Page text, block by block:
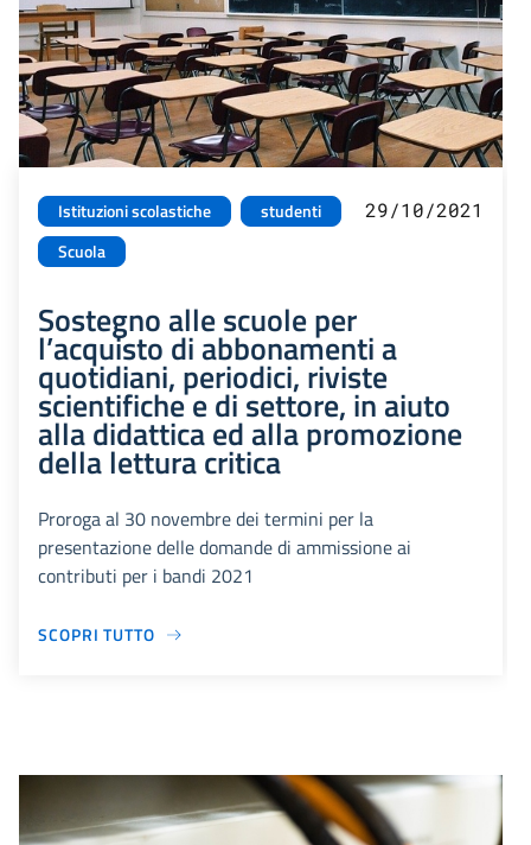
Istituzioni scolastiche
studenti
Scuola
29/10/2021
Sostegno alle scuole per
l’acquisto di abbonamenti a
quotidiani, periodici, riviste
scientifiche e di settore, in aiuto
alla didattica ed alla promozione
della lettura critica
Proroga al 30 novembre dei termini per la
presentazione delle domande di ammissione ai
contributi per i bandi 2021
SCOPRI TUTTO